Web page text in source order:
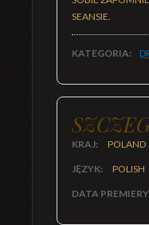
SEANSIE.
KATEGORIA:
KRAJ: POLAND
JĘZYK: POLISH
DATA